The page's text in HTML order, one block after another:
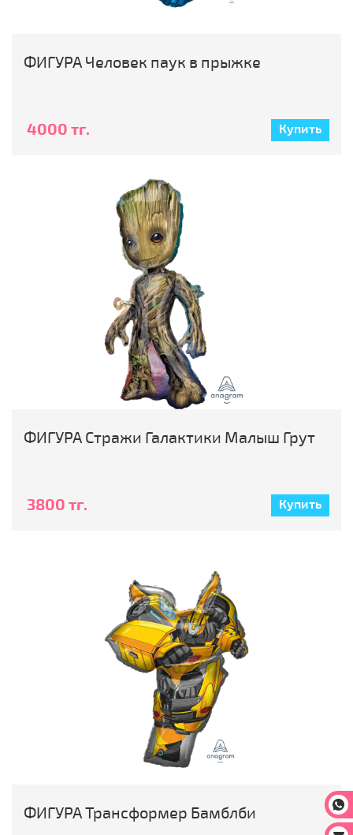
ФИГУРА Человек паук в прыжке
4000 тг. Купить
ФИГУРА Стражи Галактики Малыш Грут
3800 тг. Купить
ФИГУРА Трансформер Бамблби